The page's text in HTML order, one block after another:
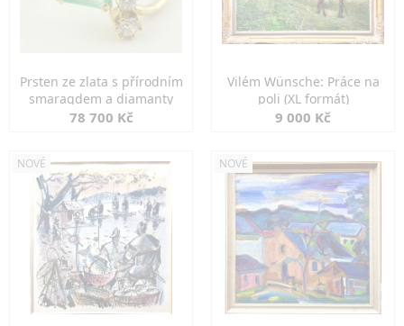
Prsten ze zlata s přírodním
smaragdem a diamanty
78 700 Kč
Vilém Wünsche: Práce na
poli (XL formát)
9 000 Kč
NOVÉ NOVÉ